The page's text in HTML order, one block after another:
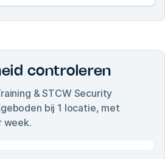
controleren
& STCW Security
bij 1 locatie, met
week.